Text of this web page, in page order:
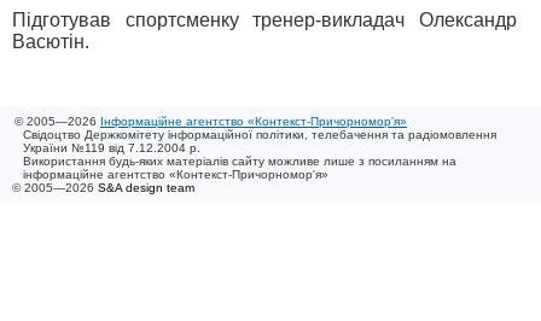
Підготував спортсменку тренер-викладач Олександр
Васютін.
© 2005—2026 Інформаційне агентство «Контекст-Причорномор'я»
Свідоцтво Держкомітету інформаційної політики, телебачення та радіомовлення
України №119 від 7.12.2004 р.
Використання будь-яких матеріалів сайту можливе лише з посиланням на
інформаційне агентство «Контекст-Причорномор'я»
© 2005—2026 S&A design team